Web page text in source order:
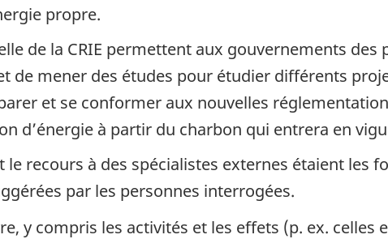
propre.
de la CRIE permettent aux gouvernements
de mener des études pour étudier différents
et se conformer aux nouvelles
d’énergie à partir du charbon qui entrera en
recours à des spécialistes externes étaient les
par les personnes interrogées.
y compris les activités et les effets (p. ex. celles